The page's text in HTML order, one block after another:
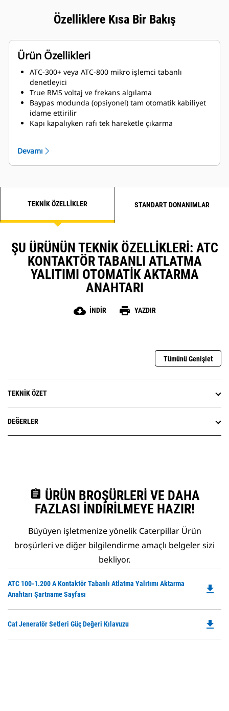
Özelliklere Kısa Bir Bakış
Ürün Özellikleri
ATC-300+ veya ATC-800 mikro işlemci tabanlı
denetleyici
True RMS voltaj ve frekans algılama
Baypas modunda (opsiyonel) tam otomatik kabiliyet
idame ettirilir
Kapı kapalıyken rafı tek hareketle çıkarma
Kaynak bulunabilirlik göstergesi
Kaynak 1 ve 2 yardımcı kontakları
Mimik diyagramı
imkanı
Devamı
TEKNIK ÖZELLIKLER STANDART DONANIMLAR
ŞU ÜRÜNÜN TEKNIK ÖZELLIKLERI: ATC
KONTAKTÖR TABANLI ATLATMA
YALITIMI OTOMATIK AKTARMA
ANAHTARI
cloud_download İNDIR print YAZDIR
Tümünü Genişlet
TEKNIK ÖZET
DEĞERLER
assignment ÜRÜN BROŞÜRLERI VE DAHA
FAZLASI İNDIRILMEYE HAZIR!
Büyüyen işletmenize yönelik Caterpillar Ürün
broşürleri ve diğer bilgilendirme amaçlı belgeler sizi
bekliyor.
ATC 100-1.200 A Kontaktör Tabanlı Atlatma Yalıtımı Aktarma
Anahtarı Şartname Sayfası
file_download
Cat Jeneratör Setleri Güç Değeri Kılavuzu file_download